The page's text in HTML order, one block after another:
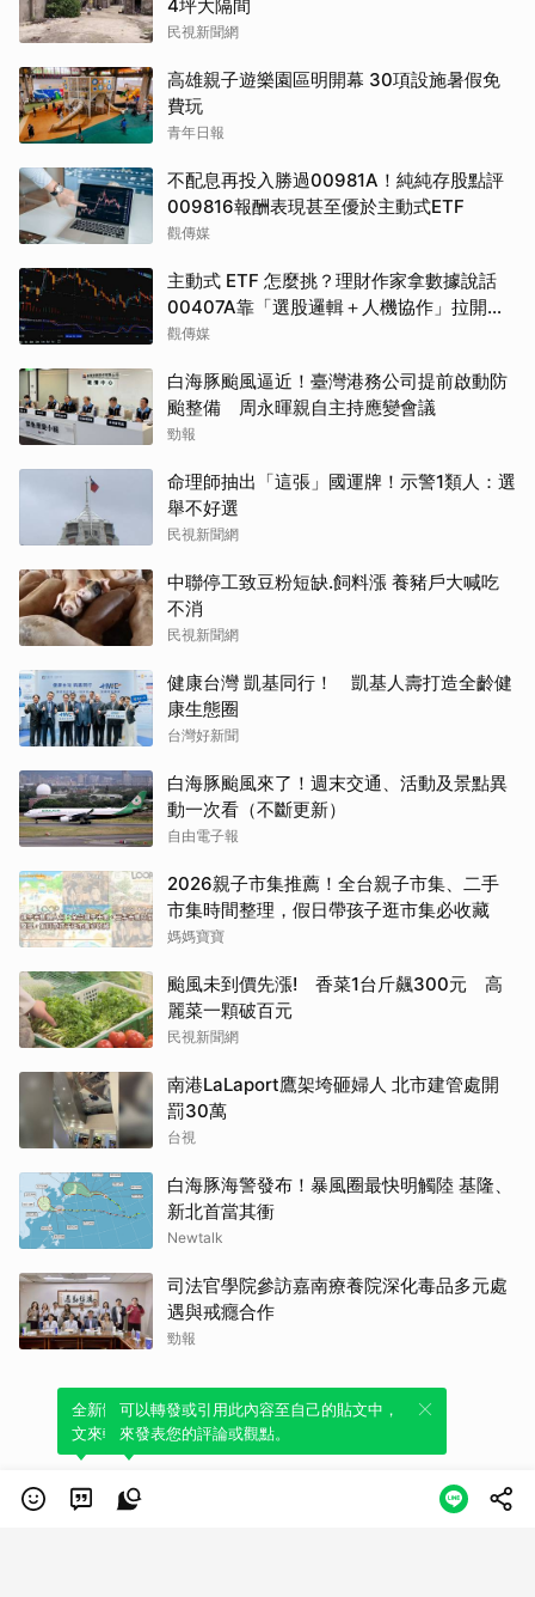
4坪大隔間
民視新聞網
高雄親子遊樂園區明開幕 30項設施暑假免
費玩
青年日報
不配息再投入勝過00981A！純純存股點評
009816報酬表現甚至優於主動式ETF
觀傳媒
主動式 ETF 怎麼挑？理財作家拿數據說話
00407A靠「選股邏輯＋人機協作」拉開與
同類的差距
觀傳媒
白海豚颱風逼近！臺灣港務公司提前啟動防
颱整備 周永暉親自主持應變會議
勁報
命理師抽出「這張」國運牌！示警1類人：選
舉不好選
民視新聞網
中聯停工致豆粉短缺.飼料漲 養豬戶大喊吃
不消
民視新聞網
健康台灣 凱基同行！ 凱基人壽打造全齡健
康生態圈
台灣好新聞
白海豚颱風來了！週末交通、活動及景點異
動一次看（不斷更新）
自由電子報
2026親子市集推薦！全台親子市集、二手
市集時間整理，假日帶孩子逛市集必收藏
媽媽寶寶
颱風未到價先漲! 香菜1台斤飆300元 高
麗菜一顆破百元
民視新聞網
南港LaLaport鷹架垮砸婦人 北市建管處開
罰30萬
台視
白海豚海警發布！暴風圈最快明觸陸 基隆、
新北首當其衝
Newtalk
司法官學院參訪嘉南療養院深化毒品多元處
遇與戒癮合作
勁報
全新體驗！一鍵引用此內容，透過發布貼
文來輕鬆表達個人立場。
可以轉發或引用此內容至自己的貼文中，
來發表您的評論或觀點。